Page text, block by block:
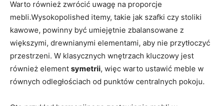
Warto również zwrócić uwagę na proporcje
mebli.Wysokopolished itemy, ‍takie jak szafki czy stoliki
kawowe, powinny ⁤być ⁣umiejętnie zbalansowane ​z‌
większymi, drewnianymi ​elementami, aby nie⁤ przytłoczyć
⁤przestrzeni. W​ klasycznych wnętrzach ⁣kluczowy ⁢jest
również element symetrii, więc warto ustawić meble w
równych odległościach od⁣ punktów⁤ centralnych ⁣pokoju.